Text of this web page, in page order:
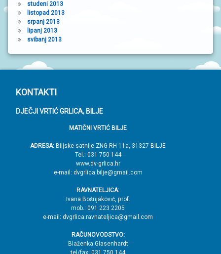
studeni 2013
listopad 2013
srpanj 2013
lipanj 2013
svibanj 2013
P
o
KONTAKTI
DJEČJI VRTIĆ GRLICA, BILJE
MATIČNI VRTIĆ BILJE
ADRESA: Biljske satnije ZNG RH 11a, 31327 BILJE
Tel.: 031 750 144
www.dv-grlica.hr
e-mail: dvgrlica.bilje@gmail.com
RAVNATELJICA:
Ivana Bošnjaković, prof.
mob.: 091 223 2205
e-mail: dvgrlica.ravnateljica@gmail.com
RAČUNOVODSTVO:
Blaženka Glasenhardt